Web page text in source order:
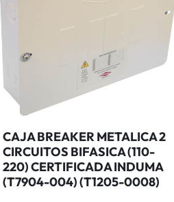
CAJA BREAKER METALICA 2
CIRCUITOS BIFASICA (110-
220) CERTIFICADA INDUMA
(T7904-004) (T1205-0008)